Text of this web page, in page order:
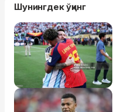
Шунингдек ўқинг